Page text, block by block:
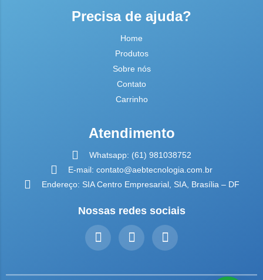
Precisa de ajuda?
Home
Produtos
Sobre nós
Contato
Carrinho
Atendimento
Whatsapp: (61) 981038752
E-mail: contato@aebtecnologia.com.br
Endereço: SIA Centro Empresarial, SIA, Brasília – DF
Nossas redes sociais